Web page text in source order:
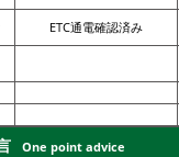
ETC通電確認済み
One point advice